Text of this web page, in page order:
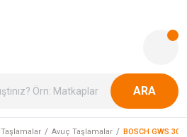
ARA
Taşlamalar Avuç Taşlamalar BOSCH GWS